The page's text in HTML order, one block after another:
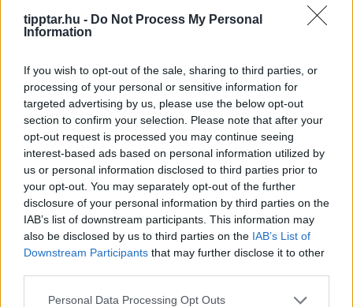
tipptar.hu - Do Not Process My Personal
Information
If you wish to opt-out of the sale, sharing to third parties, or
processing of your personal or sensitive information for
targeted advertising by us, please use the below opt-out
section to confirm your selection. Please note that after your
opt-out request is processed you may continue seeing
interest-based ads based on personal information utilized by
us or personal information disclosed to third parties prior to
your opt-out. You may separately opt-out of the further
disclosure of your personal information by third parties on the
IAB’s list of downstream participants. This information may
also be disclosed by us to third parties on the IAB’s List of
Downstream Participants that may further disclose it to other
Please note that this website/app uses one or more Google
Personal Data Processing Opt Outs
One Teaspoon And All The Worms In The
Body Die Instantly
PETRA NÉVNAPI KÖSZÖNTŐ
Rövid: